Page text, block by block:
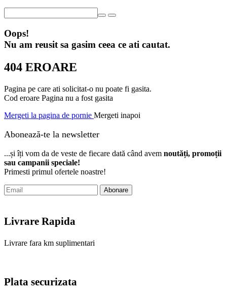
Oops!
Nu am reusit sa gasim ceea ce ati cautat.
404 EROARE
Pagina pe care ati solicitat-o nu poate fi gasita.
Cod eroare Pagina nu a fost gasita
Mergeti la pagina de pornie Mergeti inapoi
Abonează-te la newsletter
...și îți vom da de veste de fiecare dată când avem noutăți, promoții
sau campanii speciale!
Primesti primul ofertele noastre!
Abonare
Livrare Rapida
Livrare fara km suplimentari
Plata securizata